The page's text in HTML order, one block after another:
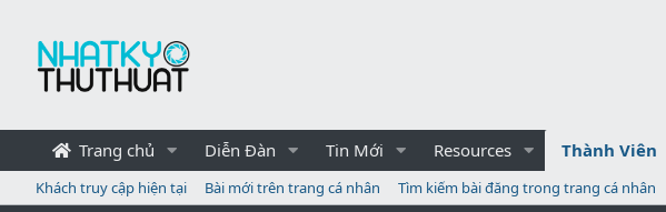
Trang chủ Diễn Đàn Tin Mới Resources Thành Viên
Khách truy cập hiện tại Bài mới trên trang cá nhân Tìm kiếm bài đăng trong trang cá nhân